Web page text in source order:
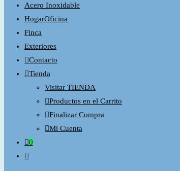
Acero Inoxidable
HogarOficina
Finca
Exteriores
Contacto
Tienda
Visitar TIENDA
Productos en el Carrito
Finalizar Compra
Mi Cuenta
0
Alternar